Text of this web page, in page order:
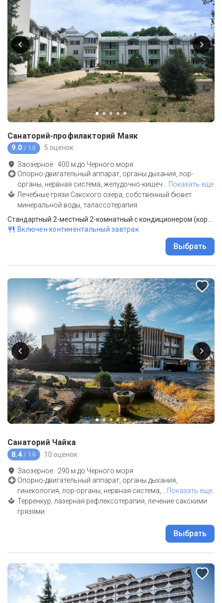
Санаторий-профилакторий Маяк
9.0 / 10 5 оценок
Заозерное ·400 м до Черного моря
Опорно-двигательный аппарат, органы дыхания, лор-
органы, нервная система, желудочно-кишеч
Показать еще
Лечебные грязи Сакского озера, собственный бювет
минеральной воды, талассотерапия
Включен континентальный завтрак
Выбрать
Санаторий Чайка
8.4 / 10 10 оценок
Заозерное · 290 м до Черного моря
Опорно-двигательный аппарат, органы дыхания,
гинекология, лор-органы, нервная система,
Показать еще
Терренкур, лазерная рефлексотерапия, лечение сакскими
грязями
Выбрать